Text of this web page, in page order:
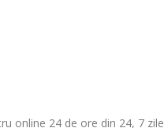
online 24 de ore din 24, 7 zile